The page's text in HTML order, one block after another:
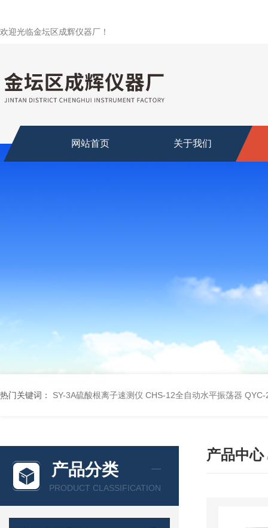
欢迎光临金坛区成辉仪器厂！
网站首页 关于我们
热门关键词： SY-3A硫酸根离子速测仪 CHS-12全自动水平振荡器 QYC-
产品分类
PRODUCT CLASSIFICATION
产品中心